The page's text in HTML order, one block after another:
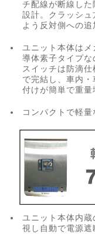
チ配線が断線し
設計。クラッシ
よう反対側への追
ユニット本体は
導体素子タイプな
スイッチは防滴
で完結し、車内
付けが簡単で重量
コンパクトで軽
ユニット本体内
視し自動で電源遮